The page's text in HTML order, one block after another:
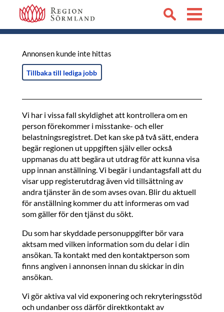
Annonsen kunde inte hittas
Tillbaka till lediga jobb
Vi har i vissa fall skyldighet att kontrollera om en
person förekommer i misstanke- och eller
belastningsregistret. Det kan ske på två sätt, endera
begär regionen ut uppgiften själv eller också
uppmanas du att begära ut utdrag för att kunna visa
upp innan anställning. Vi begär i undantagsfall att du
visar upp registerutdrag även vid tillsättning av
andra tjänster än de som avses ovan. Blir du aktuell
för anställning kommer du att informeras om vad
som gäller för den tjänst du sökt.
Du som har skyddade personuppgifter bör vara
aktsam med vilken information som du delar i din
ansökan. Ta kontakt med den kontaktperson som
finns angiven i annonsen innan du skickar in din
ansökan.
Vi gör aktiva val vid exponering och rekryteringsstöd
och undanber oss därför direktkontakt av